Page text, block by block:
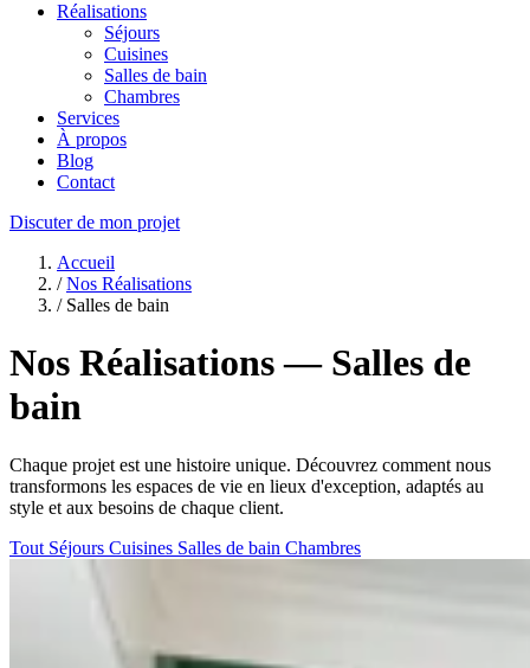
Réalisations
Séjours
Cuisines
Salles de bain
Chambres
Services
À propos
Blog
Contact
Discuter de mon projet
Accueil
/ Nos Réalisations
/ Salles de bain
Nos Réalisations — Salles de
bain
Chaque projet est une histoire unique. Découvrez comment nous
transformons les espaces de vie en lieux d'exception, adaptés au
style et aux besoins de chaque client.
Tout Séjours Cuisines Salles de bain Chambres